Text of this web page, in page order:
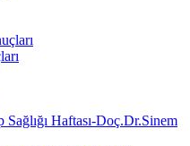
Haftası-Doç.Dr.Sinem